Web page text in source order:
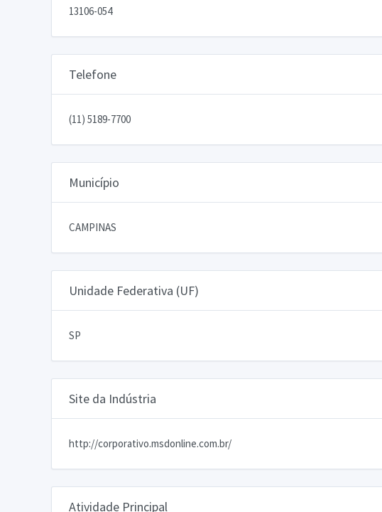
13106-054
Telefone
(11) 5189-7700
Município
CAMPINAS
Unidade Federativa (UF)
SP
Site da Indústria
http://corporativo.msdonline.com.br/
Atividade Principal